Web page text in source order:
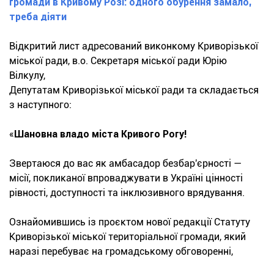
треба діяти
Відкритий лист адресований виконкому Криворізької
міської ради, в.о. Секретаря міської ради Юрію
Вілкулу,
Депутатам Криворізької міської ради та складається
з наступного:
«Шановна владо міста Кривого Рогу!
Звертаюся до вас як амбасадор безбар'єрності —
місії, покликаної впроваджувати в Україні цінності
рівності, доступності та інклюзивного врядування.
Ознайомившись із проєктом нової редакції Статуту
Криворізької міської територіальної громади, який
наразі перебуває на громадському обговоренні,